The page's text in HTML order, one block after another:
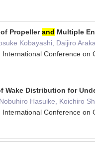
Propellerand Multiple
Kobayashi, Daijiro
International Conference
Wake Distribution for
Hasuike, Koichiro
International Conference